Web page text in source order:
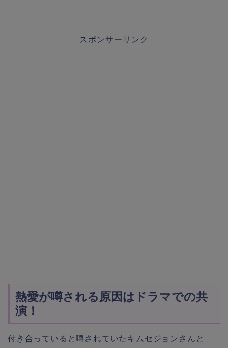
スポンサーリンク
熱愛が噂される原因はドラマでの共
演！
付き合っていると噂されていたキムセジョンさんと